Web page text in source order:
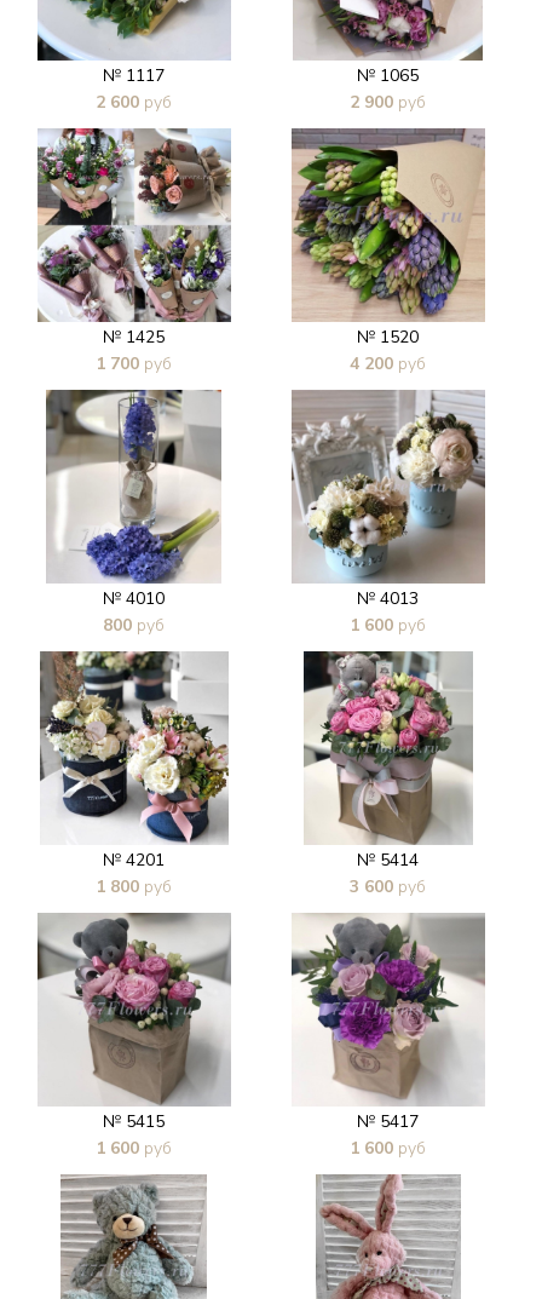
№ 1117
2 600 руб
В 1 клик
№ 1065
2 900 руб
В 1 клик
№ 1425
1 700 руб
В 1 клик
№ 1520
4 200 руб
В 1 клик
№ 4010
800 руб
В 1 клик
№ 4013
1 600 руб
В 1 клик
№ 4201
1 800 руб
В 1 клик
№ 5414
3 600 руб
В 1 клик
№ 5415
1 600 руб
В 1 клик
№ 5417
1 600 руб
В 1 клик